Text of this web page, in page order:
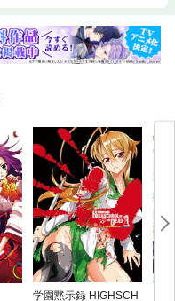
学園黙示録 HIGHSCH